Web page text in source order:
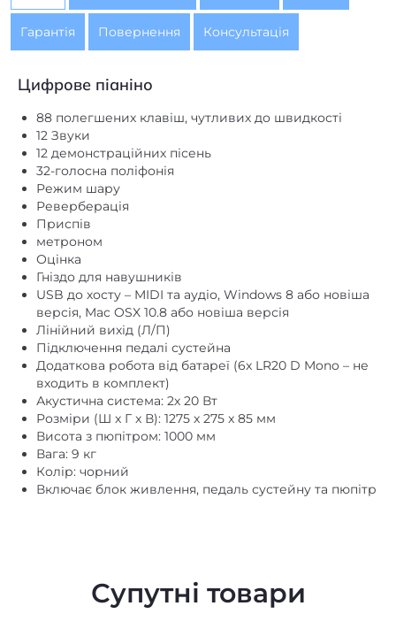
Гарантія Повернення Консультація
Цифрове піаніно
88 полегшених клавіш, чутливих до швидкості
12 Звуки
12 демонстраційних пісень
32-голосна поліфонія
Режим шару
Реверберація
Приспів
метроном
Оцінка
Гніздо для навушників
USB до хосту – MIDI та аудіо, Windows 8 або новіша
версія, Mac OSX 10.8 або новіша версія
Лінійний вихід (Л/П)
Підключення педалі сустейна
Додаткова робота від батареї (6x LR20 D Mono – не
входить в комплект)
Акустична система: 2х 20 Вт
Розміри (Ш x Г x В): 1275 x 275 x 85 мм
Висота з пюпітром: 1000 мм
Вага: 9 кг
Колір: чорний
Включає блок живлення, педаль сустейну та пюпітр
Супутні товари